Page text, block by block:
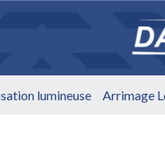
lumineuse Arrimage